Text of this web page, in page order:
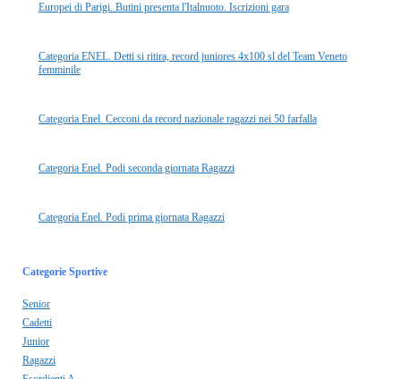
Europei di Parigi. Butini presenta l'Italnuoto. Iscrizioni gara
Categoria ENEL. Detti si ritira, record juniores 4x100 sl del Team Veneto
femminile
Categoria Enel. Cecconi da record nazionale ragazzi nei 50 farfalla
Categoria Enel. Podi seconda giornata Ragazzi
Categoria Enel. Podi prima giornata Ragazzi
Categorie Sportive
Senior
Cadetti
Junior
Ragazzi